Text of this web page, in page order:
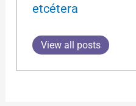
etcétera
View all posts